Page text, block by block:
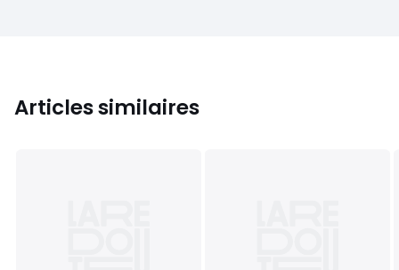
Articles similaires